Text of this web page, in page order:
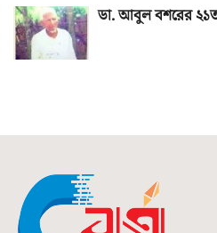
ডা. আবুল বশরের